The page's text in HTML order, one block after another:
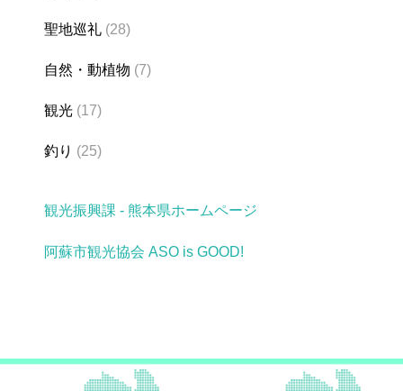
聖地巡礼 (28)
自然・動植物 (7)
観光 (17)
釣り (25)
観光振興課 - 熊本県ホームページ
阿蘇市観光協会 ASO is GOOD!